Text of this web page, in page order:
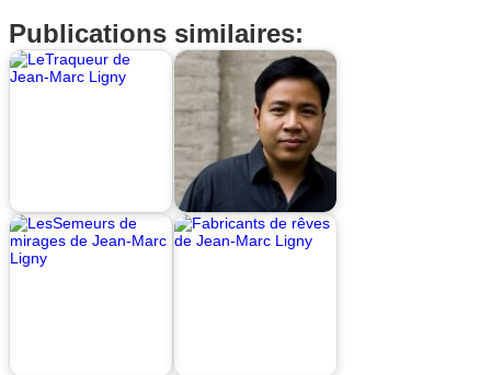
Publications similaires: